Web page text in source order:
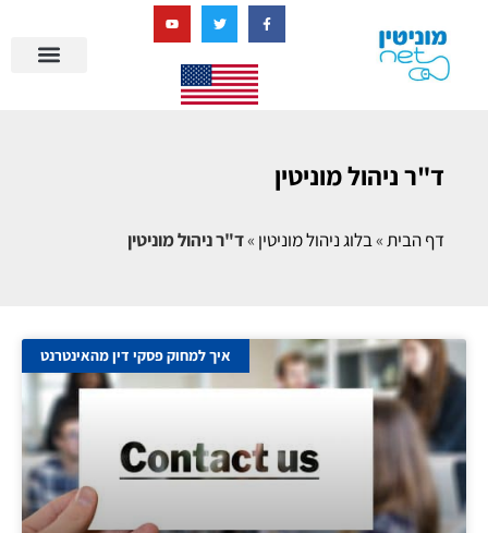
ד"ר ניהול מוניטין
דף הבית»בלוג ניהול מוניטין »ד"ר ניהול מוניטין
איך למחוק פסקי דין מהאינטרנט